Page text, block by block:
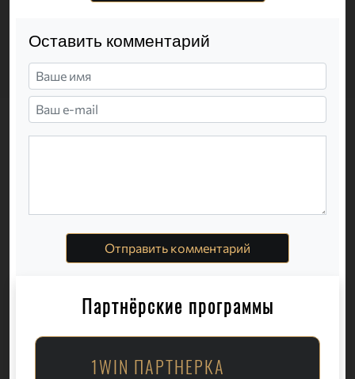
Оставить комментарий
Отправить комментарий
Партнёрские программы
1WIN ПАРТНЕРКА